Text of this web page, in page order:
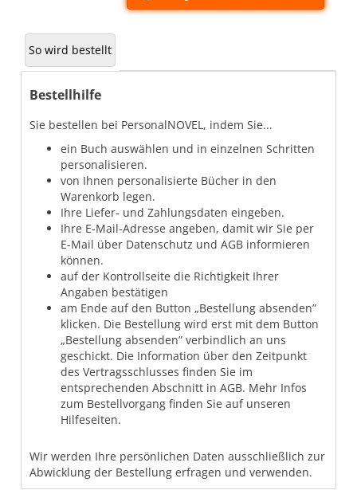
So wird bestellt
Bestellhilfe
Sie bestellen bei PersonalNOVEL, indem Sie...
ein Buch auswählen und in einzelnen Schritten
personalisieren.
von Ihnen personalisierte Bücher in den
Warenkorb legen.
Ihre Liefer- und Zahlungsdaten eingeben.
Ihre E-Mail-Adresse angeben, damit wir Sie per
E-Mail über Datenschutz und AGB informieren
können.
auf der Kontrollseite die Richtigkeit Ihrer
Angaben bestätigen
am Ende auf den Button „Bestellung absenden”
klicken. Die Bestellung wird erst mit dem Button
„Bestellung absenden” verbindlich an uns
geschickt. Die Information über den Zeitpunkt
des Vertragsschlusses finden Sie im
entsprechenden Abschnitt in AGB. Mehr Infos
zum Bestellvorgang finden Sie auf unseren
Hilfeseiten.
Wir werden Ihre persönlichen Daten ausschließlich zur
Abwicklung der Bestellung erfragen und verwenden.